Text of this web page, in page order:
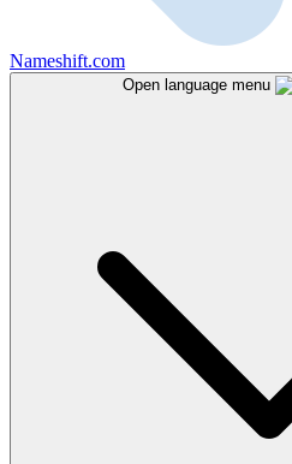
Nameshift.com
Open language menu